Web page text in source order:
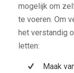
mogelijk om
te voeren. Om
het verstandig
letten:
Maak